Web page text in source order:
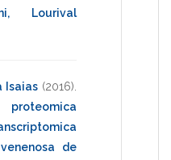
Lourival
Isaias (2016)
proteomica
de